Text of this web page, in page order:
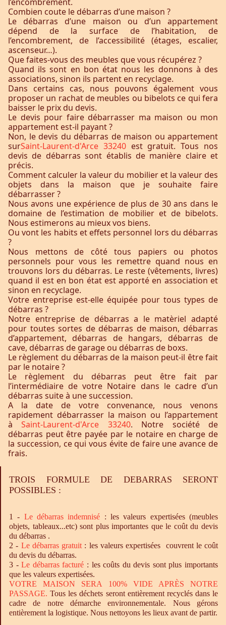
Combien coute le débarras d’une maison ?
Le débarras d’une maison ou d’un appartement
dépend de la surface de l’habitation, de
l’encombrement, de l’accessibilité (étages, escalier,
ascenseur…).
Que faites-vous des meubles que vous récupérez ?
Quand ils sont en bon état nous les donnons à des
associations, sinon ils partent en recyclage.
Dans certains cas, nous pouvons également vous
proposer un rachat de meubles ou bibelots ce qui fera
baisser le prix du devis.
Le devis pour faire débarrasser ma maison ou mon
appartement est-il payant ?
Non, le devis du débarras de maison ou appartement
surSaint-Laurent-d'Arce 33240 est gratuit. Tous nos
devis de débarras sont établis de manière claire et
précis.
Comment calculer la valeur du mobilier et la valeur des
objets dans la maison que je souhaite faire
débarrasser ?
Nous avons une expérience de plus de 30 ans dans le
domaine de l’estimation de mobilier et de bibelots.
Nous estimerons au mieux vos biens.
Ou vont les habits et effets personnel lors du débarras
?
Nous mettons de côté tous papiers ou photos
personnels pour vous les remettre quand nous en
trouvons lors du débarras. Le reste (vêtements, livres)
quand il est en bon état est apporté en association et
sinon en recyclage.
Votre entreprise est-elle équipée pour tous types de
débarras ?
Notre entreprise de débarras a le matèriel adapté
pour toutes sortes de débarras de maison, débarras
d’appartement, débarras de hangars, débarras de
cave, débarras de garage ou débarras de boxs.
Le règlement du débarras de la maison peut-il être fait
par le notaire ?
Le règlement du débarras peut être fait par
l’intermédiaire de votre Notaire dans le cadre d’un
débarras suite à une succession.
A la date de votre convenance, nous venons
rapidement débarrasser la maison ou l’appartement
àSaint-Laurent-d'Arce 33240. Notre société de
débarras peut être payée par le notaire en charge de
la succession, ce qui vous évite de faire une avance de
frais.
TROIS FORMULE DE DEBARRAS SERONT
POSSIBLES :
1 - Ledébarras indemnisé : les valeurs expertisées (meubles
objets, tableaux...etc) sont plus importantes que le coût du devis
du débarras .
2 - Le débarrasgratuit : les valeurs expertisées couvrent le coût
du devis du débarras.
3 -Le débarrasfacturé : les coûts du devis sont plus importants
que les valeurs expertisées.
VOTRE MAISON SERA 100% VIDE APRÈS NOTRE
PASSAGE. Tous les déchets seront entièrement recyclés dans le
cadre de notre démarche environnementale. Nous gérons
entièrement la logistique. Nous nettoyons les lieux avant de partir.